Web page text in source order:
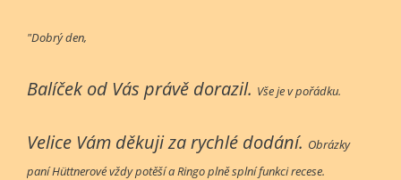
"Dobrý den,
Balíček od Vás právě dorazil. Vše je v pořádku.
Velice Vám děkuji za rychlé dodání. Obrázky
paní Hüttnerové vždy potěší a Ringo plně splní funkci recese.